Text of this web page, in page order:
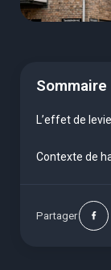
Sommaire
L’effet de
Contexte de
Partager